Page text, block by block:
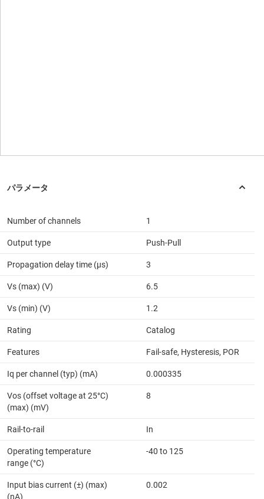
Number of channels 1
Output type Push-Pull
Propagation delay time (µs) 3
Vs (max) (V) 6.5
Vs (min) (V) 1.2
Rating Catalog
Features Fail-safe, Hysteresis, POR
Iq per channel (typ) (mA) 0.000335
Vos (offset voltage at 25°C)
(max) (mV)
8
Rail-to-rail In
Operating temperature
range (°C)
-40 to 125
Input bias current (±) (max)
(nA)
0.002